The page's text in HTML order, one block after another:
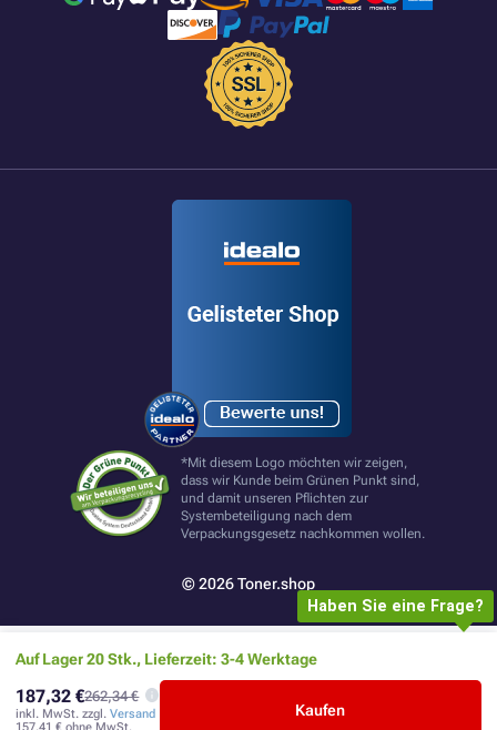
Auf Lager 20 Stk., Lieferzeit: 3-4 Werktage
187,32 €262,34 €
inkl. MwSt. zzgl.Versand
Kaufen
*Mit diesem Logo möchten wir zeigen,
dass wir Kunde beim Grünen Punkt sind,
und damit unseren Pflichten zur
Systembeteiligung nach dem
Verpackungsgesetz nachkommen wollen.
© 2026 Toner.shop
Haben Sie eine Frage?